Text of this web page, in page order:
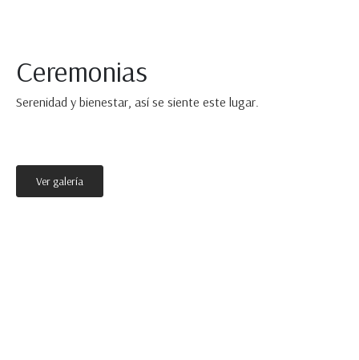
Ceremonias
Serenidad y bienestar, así se siente este lugar.
Ver galería